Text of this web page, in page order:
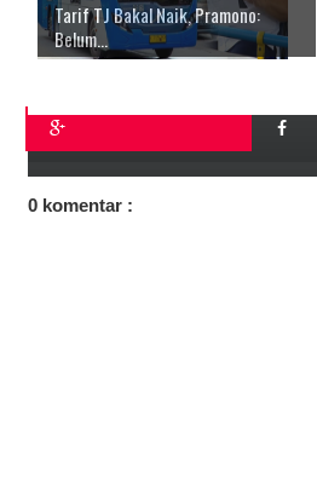
Tarif TJ Bakal Naik, Pramono:
Belum...
0 komentar :